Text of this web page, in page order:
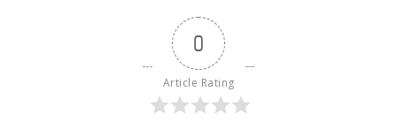
0
Article Rating